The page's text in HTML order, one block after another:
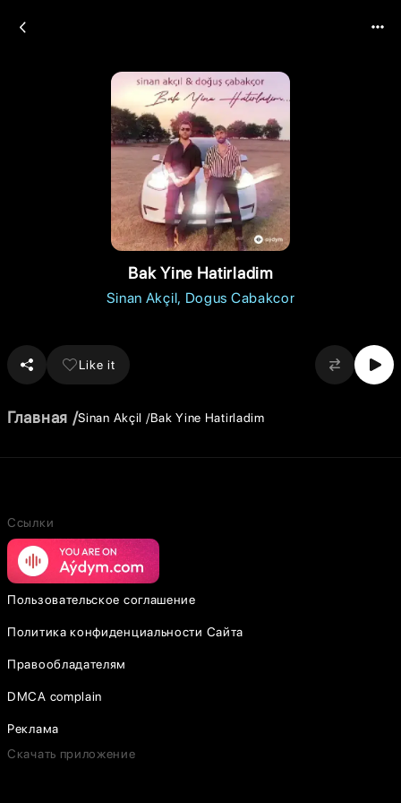
Bak Yine Hatirladim
Sinan Akçil Dogus Cabakcor
Like it
Главная Sinan Akçil Bak Yine Hatirladim
Ссылки
Пользовательское соглашение
Политика конфиденциальности Сайта
Правообладателям
DMCA complain
Реклама
Скачать приложение